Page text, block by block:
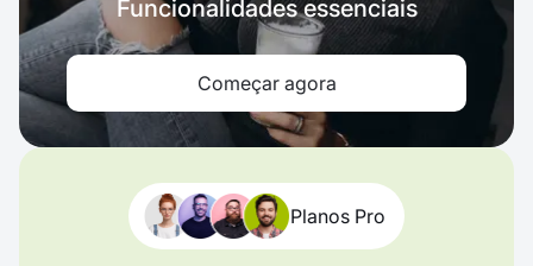
Funcionalidades essenciais
Começar agora
Planos Pro